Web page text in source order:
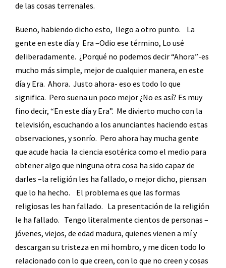
de las cosas terrenales.
Bueno, habiendo dicho esto, llego a otro punto.
La
gente en este día y Era –Odio ese término, Lo usé
deliberadamente. ¿Porqué no podemos decir “Ahora”-es
mucho más simple, mejor de cualquier manera, en este
día y Era. Ahora. Justo ahora- eso es todo lo que
significa. Pero suena un poco mejor ¿No es así? Es muy
fino decir, “En este día y Era”. Me divierto mucho con la
televisión, escuchando a los anunciantes haciendo estas
observaciones, y sonrío. Pero ahora hay mucha gente
que acude hacia la ciencia esotérica como el medio para
obtener algo que ninguna otra cosa ha sido capaz de
darles –la religión les ha fallado, o mejor dicho, piensan
que lo ha hecho.
El problema es que las formas
religiosas les han fallado. La presentación de la religión
le ha fallado. Tengo literalmente cientos de personas –
jóvenes, viejos, de edad madura, quienes vienen a mí y
descargan su tristeza en mi hombro, y me dicen todo lo
relacionado con lo que creen, con lo que no creen y cosas